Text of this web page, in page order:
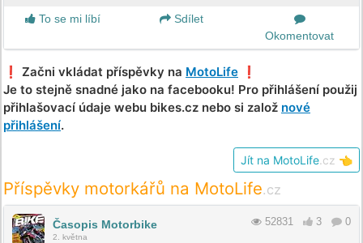
To se mi líbí
Sdílet
Okomentovat
❗️ Začni vkládat příspěvky na MotoLife ❗️
Je to stejně snadné jako na facebooku! Pro přihlášení použij
přihlašovací údaje webu bikes.cz nebo si založ nové
přihlášení.
Jít na MotoLife.cz 👈
Příspěvky motorkářů na MotoLife.cz
Časopis Motorbike
2. května
52831 3 0